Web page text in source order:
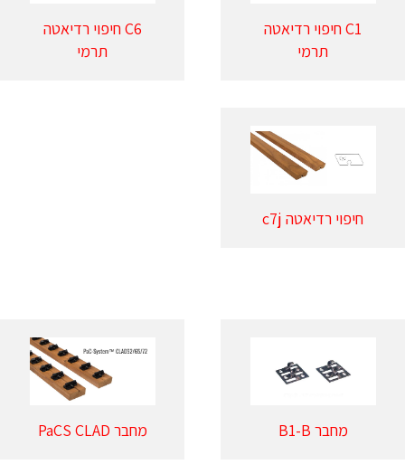
C1 חיפוי רדיאטה
תרמי
C6 חיפוי רדיאטה
תרמי
חיפוי רדיאטה c7j
מחבר B1-B מחבר PaCS CLAD